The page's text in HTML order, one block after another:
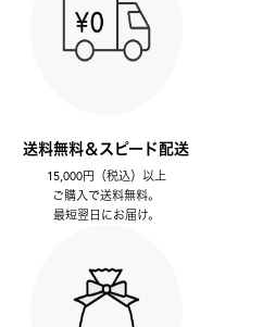
送料無料＆スピード配送
15,000円（税込）以上
ご購入で送料無料。
最短翌日にお届け。